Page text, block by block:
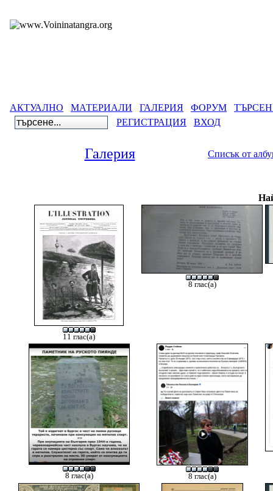
АКТУАЛНО МАТЕРИАЛИ ГАЛЕРИЯ ФОРУМ
РЕГИСТРАЦИЯ
ВХОД
Галерия Списък от
11 глас(а)
8 глас(а)
8 глас(а) 8 глас(а)